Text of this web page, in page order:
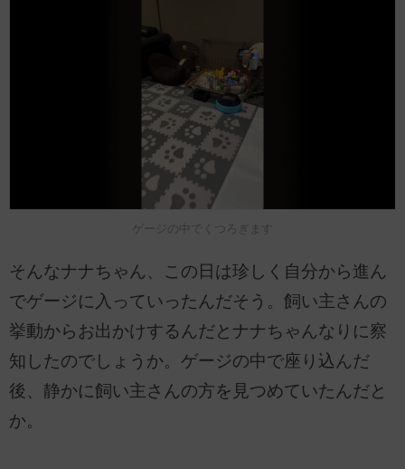
ゲージの中でくつろぎます
そんなナナちゃん、この日は珍しく自分から進ん
でゲージに入っていったんだそう。飼い主さんの
挙動からお出かけするんだとナナちゃんなりに察
知したのでしょうか。ゲージの中で座り込んだ
後、静かに飼い主さんの方を見つめていたんだと
か。